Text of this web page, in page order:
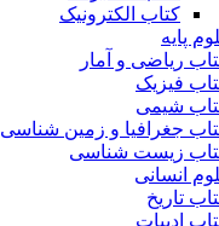
کتاب الکترونیک
پایه
ریاضی و آمار
فیزیک
شیمی
جغرافیا و زمین شناسی
زیست شناسی
انسانی
تاریخ
ادبیات